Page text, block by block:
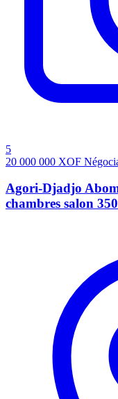
5
20 000 000 XOF
Agori-Djadjo
chambres salon